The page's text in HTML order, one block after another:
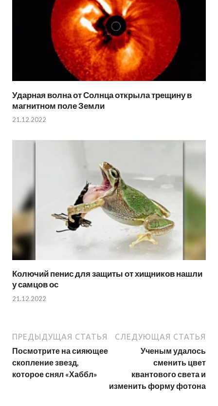
Ударная волна от Солнца открыла трещину в
магнитном поле Земли
21.12.2022
Колючий пенис для защиты от хищников нашли
у самцов ос
21.12.2022
ПРЕДЫДУЩАЯ СТАТЬЯ
Посмотрите на сияющее
скопление звезд,
которое снял «Хаббл»
СЛЕДУЮЩАЯ СТАТЬЯ
Ученым удалось
сменить цвет
квантового света и
изменить форму фотона